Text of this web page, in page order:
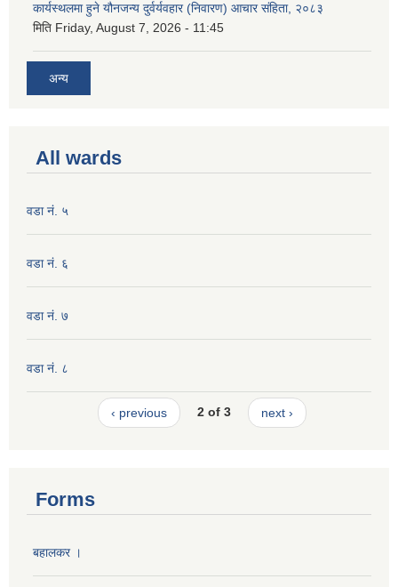
कार्यस्थलमा हुने यौनजन्य दुर्वर्यवहार (निवारण) आचार संहिता, २०८३
मिति Friday, August 7, 2026 - 11:45
अन्य
All wards
वडा नं. ५
वडा नं. ६
वडा नं. ७
वडा नं. ८
‹ previous 2 of 3 next ›
Forms
बहालकर ।